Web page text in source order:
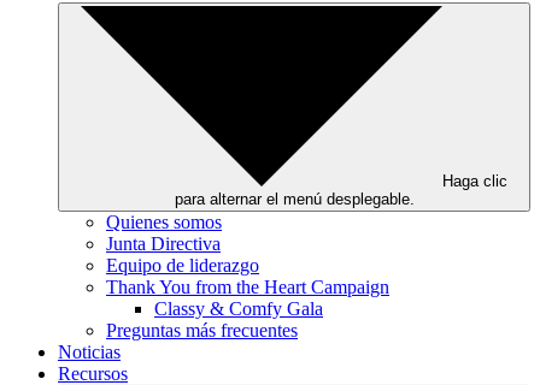
Haga clic
para alternar el menú desplegable.
Quienes somos
Junta Directiva
Equipo de liderazgo
Thank You from the Heart Campaign
Classy & Comfy Gala
Preguntas más frecuentes
Noticias
Recursos